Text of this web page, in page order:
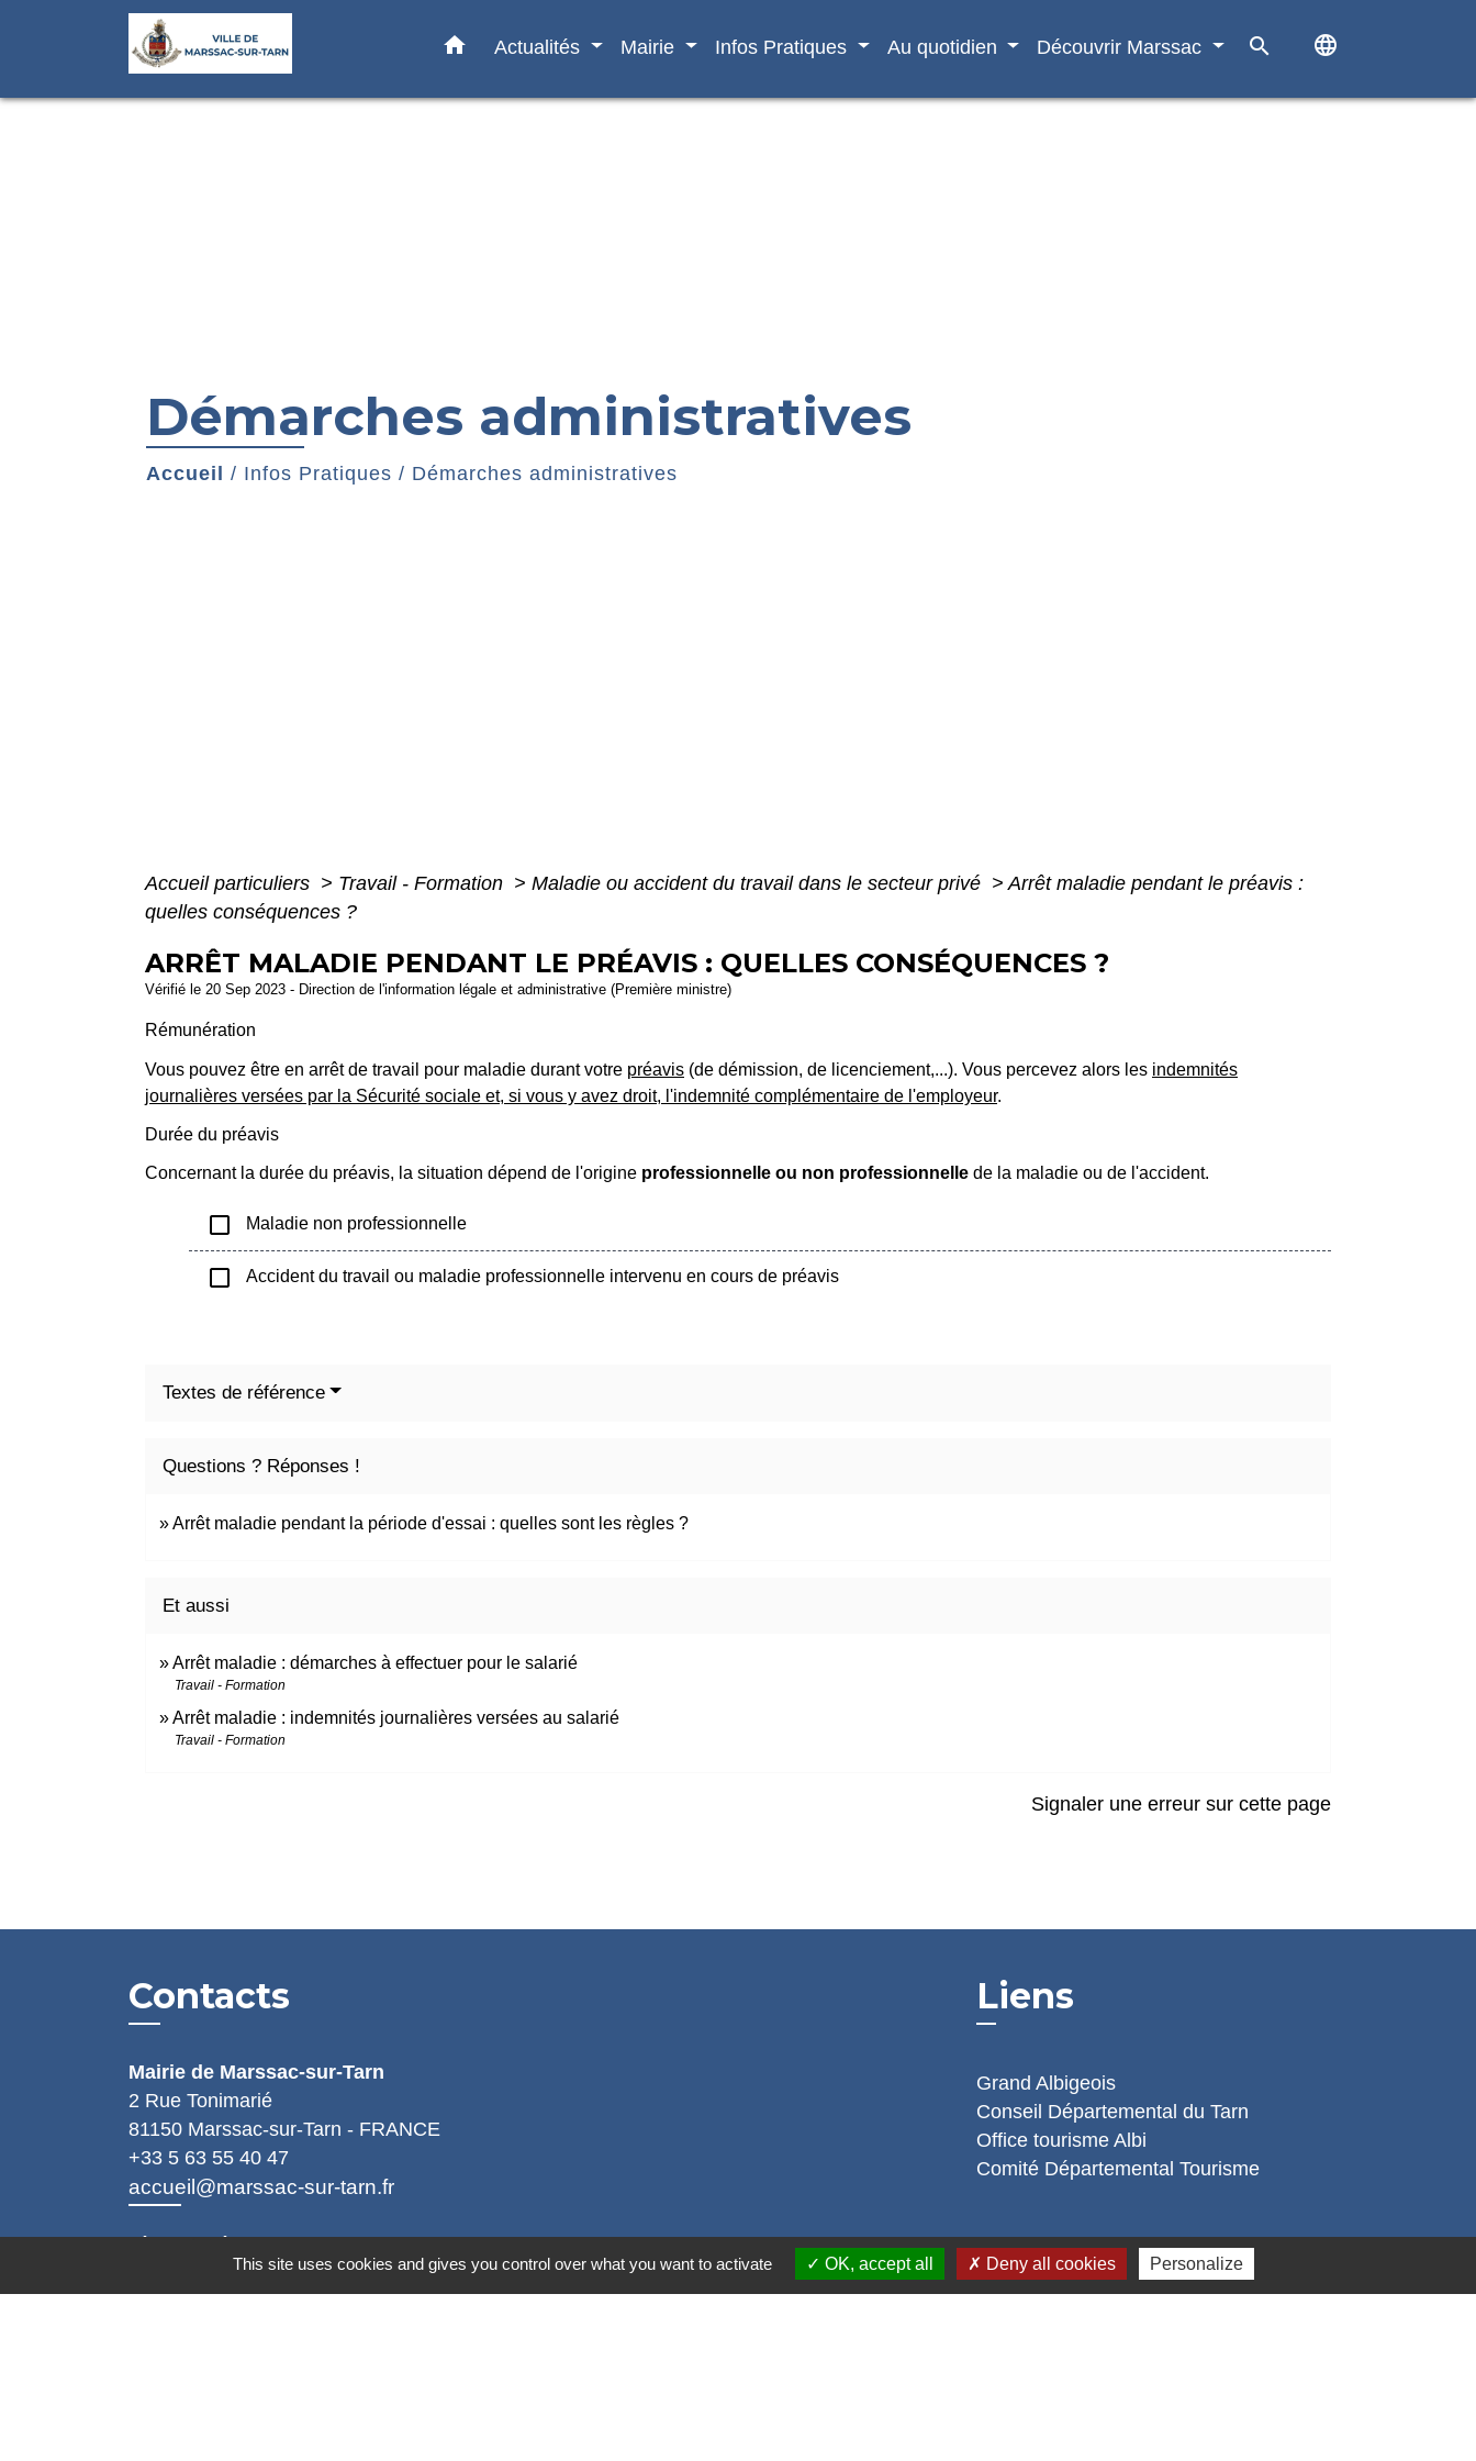
home Actualités Mairie Infos Pratiques Au quotidien Découvrir Marssac search language
Démarches administratives
Accueil / Infos Pratiques / Démarches administratives
Accueil particuliers > Travail - Formation > Maladie ou accident du travail dans le secteur privé > Arrêt maladie pendant le préavis :
quelles conséquences ?
ARRÊT MALADIE PENDANT LE PRÉAVIS : QUELLES CONSÉQUENCES ?
Vérifié le 20 Sep 2023 - Direction de l'information légale et administrative (Première ministre)
Rémunération
Vous pouvez être en arrêt de travail pour maladie durant votre préavis (de démission, de licenciement,...). Vous percevez alors les indemnités
journalières versées par la Sécurité sociale et, si vous y avez droit, l'indemnité complémentaire de l'employeur.
Durée du préavis
Concernant la durée du préavis, la situation dépend de l'origine professionnelle ou non professionnelle de la maladie ou de l'accident.
check_box_outline_blank Maladie non professionnelle
check_box_outline_blank Accident du travail ou maladie professionnelle intervenu en cours de préavis
Textes de référence
Questions ? Réponses !
Arrêt maladie pendant la période d'essai : quelles sont les règles ?
Et aussi
Arrêt maladie : démarches à effectuer pour le salarié
Travail - Formation
Arrêt maladie : indemnités journalières versées au salarié
Travail - Formation
Signaler une erreur sur cette page
Contacts
Mairie de Marssac-sur-Tarn
2 Rue Tonimarié
81150 Marssac-sur-Tarn - FRANCE
+33 5 63 55 40 47
accueil@marssac-sur-tarn.fr
Lien vers les HORAIRES et CONTACTS
de chaque service
Liens
Grand Albigeois
Conseil Départemental du Tarn
Office tourisme Albi
Comité Départemental Tourisme
This site uses cookies and gives you control over what you want to activate OK, accept all Deny all cookies Personalize